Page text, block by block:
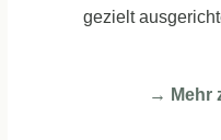
gezielt
→ Mehr